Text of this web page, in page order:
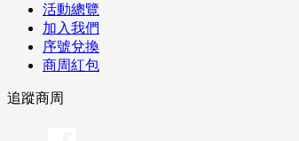
活動總覽
加入我們
序號兌換
商周紅包
追蹤商周